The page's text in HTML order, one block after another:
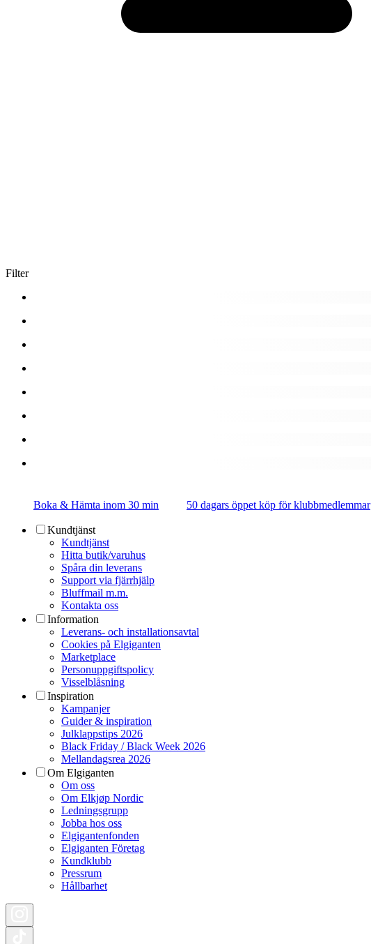
Filter
Boka & Hämta inom 30 min 50 dagars öppet köp för klubbmedlemmar
Kundtjänst
Kundtjänst
Hitta butik/varuhus
Spåra din leverans
Support via fjärrhjälp
Bluffmail m.m.
Kontakta oss
Information
Leverans- och installationsavtal
Cookies på Elgiganten
Marketplace
Personuppgiftspolicy
Visselblåsning
Inspiration
Kampanjer
Guider & inspiration
Julklappstips 2026
Black Friday / Black Week 2026
Mellandagsrea 2026
Om Elgiganten
Om oss
Om Elkjøp Nordic
Ledningsgrupp
Jobba hos oss
Elgigantenfonden
Elgiganten Företag
Kundklubb
Pressrum
Hållbarhet